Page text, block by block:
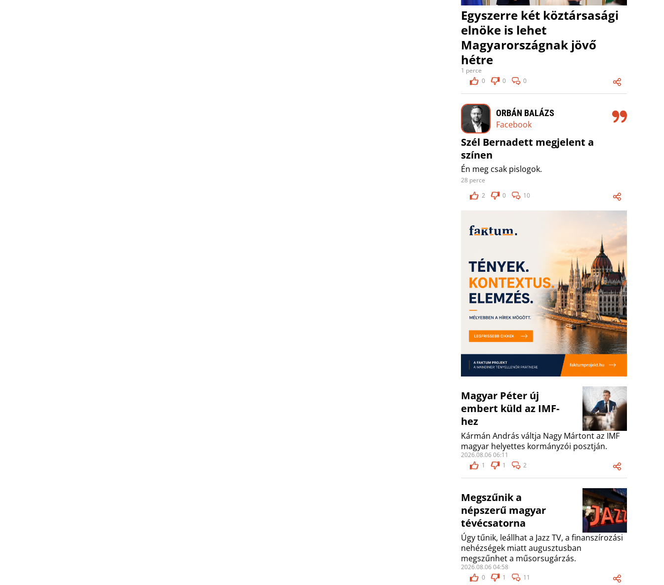
Egyszerre két köztársasági
elnöke is lehet
Magyarországnak jövő
hétre
1 perce
0
0 0
ORBÁN BALÁZS
Facebook
Szél Bernadett megjelent a
színen
Én meg csak pislogok.
28 perce
2
0 10
Magyar Péter új
embert küld az IMF-
hez
Kármán András váltja Nagy Mártont az IMF
magyar helyettes kormányzói posztján.
2026.08.06 06:11
1
1 2
Megszűnik a
népszerű magyar
tévécsatorna
Úgy tűnik, leállhat a Jazz TV, a finanszírozási
nehézségek miatt augusztusban
megszűnhet a műsorsugárzás.
2026.08.06 04:58
0
1 11